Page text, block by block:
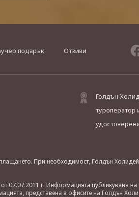
подарък Отзиви
Голдън
туроператор
При необходимост, Голдън
г. Информацията публикувана на
представена в офисите на Голдън